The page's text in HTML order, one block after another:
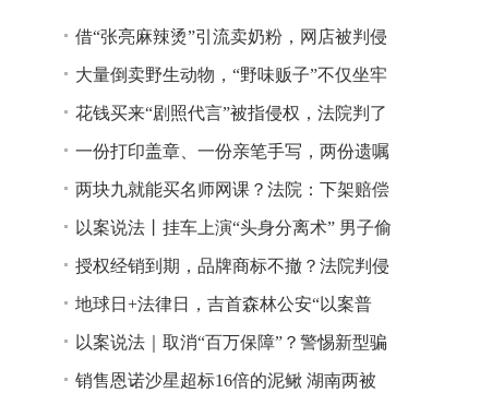
借“张亮麻辣烫”引流卖奶粉，网店被判侵
权！
大量倒卖野生动物，“野味贩子”不仅坐牢
还得赔钱
花钱买来“剧照代言”被指侵权，法院判了
一份打印盖章、一份亲笔手写，两份遗嘱
谁说了算？
两块九就能买名师网课？法院：下架赔偿
以案说法丨挂车上演“头身分离术” 男子偷
逃高速通行费获刑
授权经销到期，品牌商标不撤？法院判侵
权！
地球日+法律日，吉首森林公安“以案普
法”
以案说法｜取消“百万保障”？警惕新型骗
局！
销售恩诺沙星超标16倍的泥鳅 湖南两被